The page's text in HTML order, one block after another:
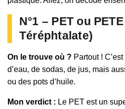
N°1 – PET ou
Téréphtalate)
On le trouve où ? Partout !
d’eau, de sodas, de jus, mais
ou des pots d’huile.
Mon verdict : Le PET est un